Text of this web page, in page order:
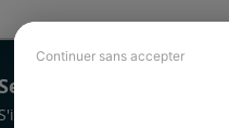
Continuer sans accepter
Services Pro
S'inscrire